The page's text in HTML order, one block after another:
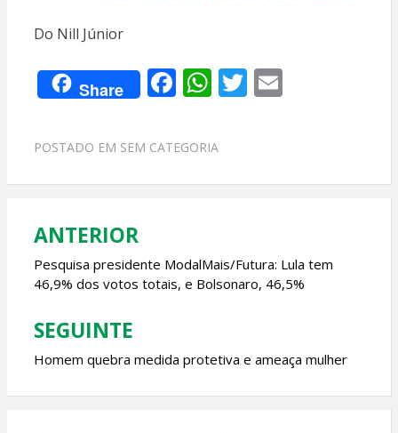
Do Nill Júnior
Share F
e
o
k
W
at
A
p
T E
POSTADO EM SEM CATEGORIA
Navegação
de
Post
ANTERIOR
Pesquisa presidente ModalMais/Futura: Lula tem
46,9% dos votos totais, e Bolsonaro, 46,5%
SEGUINTE
Homem quebra medida protetiva e ameaça mulher